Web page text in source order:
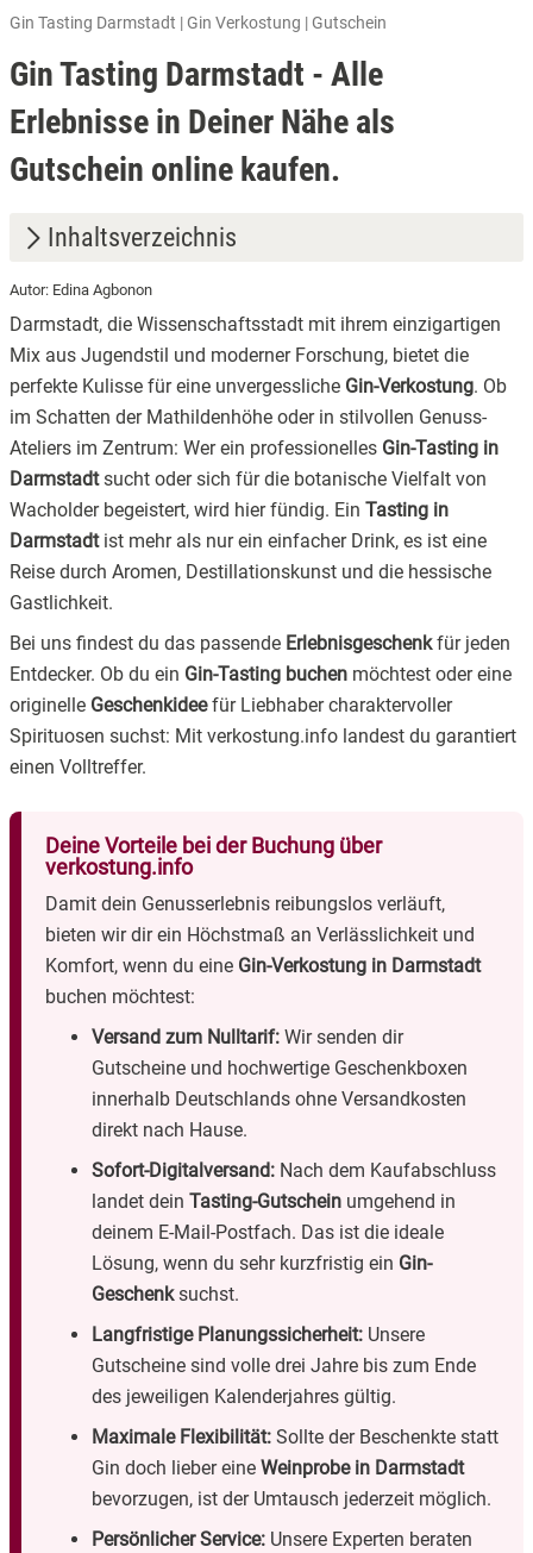
Gin Tasting Darmstadt | Gin Verkostung | Gutschein
Gin Tasting Darmstadt - Alle
Erlebnisse in Deiner Nähe als
Gutschein online kaufen.
Inhaltsverzeichnis
1.
2. Was ein Gin Tasting in Darmstadt besonders macht
3. Folgende Tastings in Darmstadt stehen dir zur Verfügung:
4. Ein Geschenk, das Eindruck macht: die exklusive Box
Dein Genuss-Moment in Darmstadt: Jetzt das nächste
Abenteuer starten!
Autor: Edina Agbonon
Darmstadt, die Wissenschaftsstadt mit ihrem einzigartigen
Mix aus Jugendstil und moderner Forschung, bietet die
perfekte Kulisse für eine unvergessliche Gin-Verkostung. Ob
im Schatten der Mathildenhöhe oder in stilvollen Genuss-
Ateliers im Zentrum: Wer ein professionelles Gin-Tasting in
Darmstadtsucht oder sich für die botanische Vielfalt von
Wacholder begeistert, wird hier fündig. Ein Tasting in
Darmstadtist mehr als nur ein einfacher Drink, es ist eine
Reise durch Aromen, Destillationskunst und die hessische
Gastlichkeit.
Bei uns findest du das passende Erlebnisgeschenkfür jeden
Entdecker. Ob du ein Gin-Tasting buchen möchtest oder eine
originelle Geschenkideefür Liebhaber charaktervoller
Spirituosen suchst: Mit verkostung.info landest du garantiert
einen Volltreffer.
Deine Vorteile bei der Buchung über
verkostung.info
Damit dein Genusserlebnis reibungslos verläuft,
bieten wir dir ein Höchstmaß an Verlässlichkeit und
Komfort, wenn du eine Gin-Verkostung in Darmstadt
buchen möchtest:
Versand zum Nulltarif: Wir senden dir
Gutscheine und hochwertige Geschenkboxen
innerhalb Deutschlands ohne Versandkosten
direkt nach Hause.
Sofort-Digitalversand: Nach dem Kaufabschluss
landet deinTasting-Gutschein umgehend in
deinem E-Mail-Postfach. Das ist die ideale
Lösung, wenn du sehr kurzfristig ein Gin-
Geschenksuchst.
Langfristige Planungssicherheit: Unsere
Gutscheine sind volle drei Jahre bis zum Ende
des jeweiligen Kalenderjahres gültig.
Maximale Flexibilität: Sollte der Beschenkte statt
Gin doch lieber eineWeinprobe in Darmstadt
bevorzugen, ist der Umtausch jederzeit möglich.
Persönlicher Service: Unsere Experten beraten